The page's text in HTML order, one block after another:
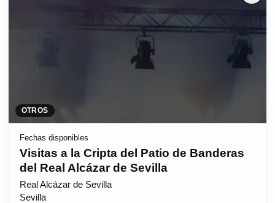
OTROS
Fechas disponibles
Visitas a la Cripta del Patio de Banderas
del Real Alcázar de Sevilla
Real Alcázar de Sevilla
Sevilla